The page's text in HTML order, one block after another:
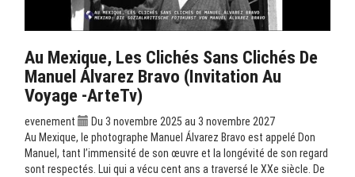
Au Mexique, Les Clichés Sans Clichés De
Manuel Álvarez Bravo (Invitation Au
Voyage -ArteTv)
evenement
Du 3 novembre 2025 au 3 novembre 2027
Au Mexique, le photographe Manuel Álvarez Bravo est appelé Don
Manuel, tant l’immensité de son œuvre et la longévité de son regard
sont respectés. Lui qui a vécu cent ans a traversé le XXe siècle. De